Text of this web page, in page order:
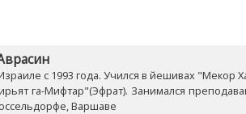
Израиле с 1993 года. Учился в йешивах
га-Мифтар"(Эфрат). Занимался
Варшаве